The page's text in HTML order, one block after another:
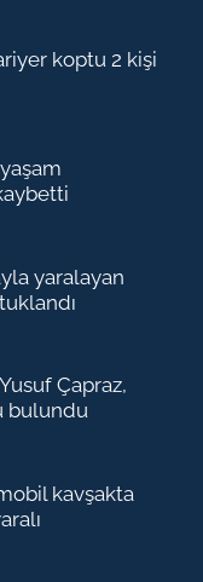
koptu 2 kişi
yaralayan
Çapraz,
bulundu
kavşakta